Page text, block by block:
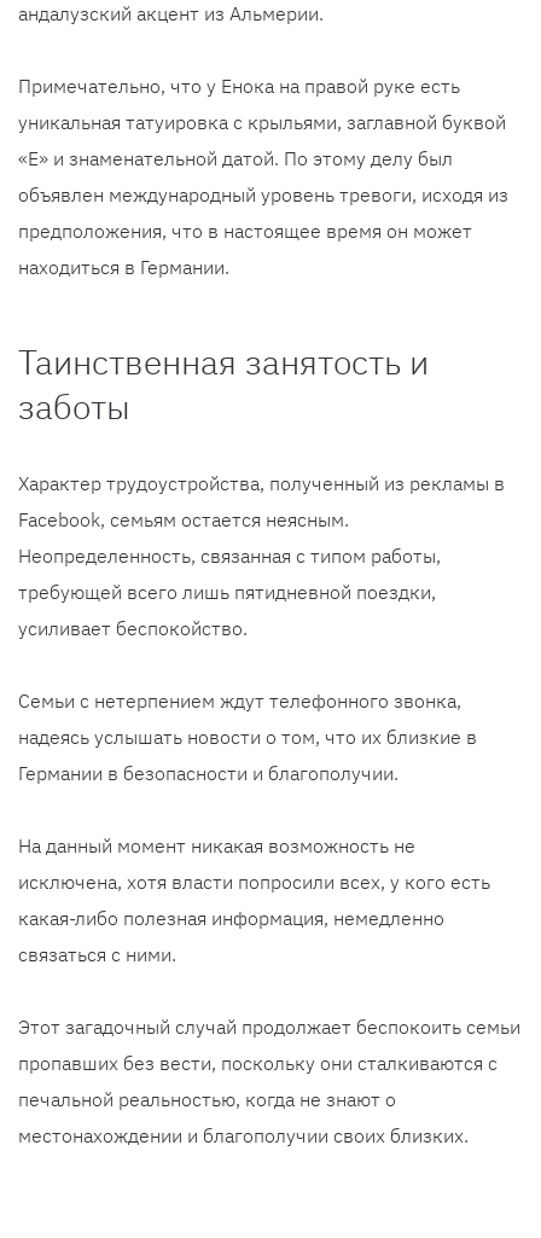
андалузский акцент из Альмерии.
Примечательно, что у Енока на правой руке есть
уникальная татуировка с крыльями, заглавной буквой
«Е» и знаменательной датой. По этому делу был
объявлен международный уровень тревоги, исходя из
предположения, что в настоящее время он может
находиться в Германии.
Таинственная занятость и
заботы
Характер трудоустройства, полученный из рекламы в
Facebook, семьям остается неясным.
Неопределенность, связанная с типом работы,
требующей всего лишь пятидневной поездки,
усиливает беспокойство.
Семьи с нетерпением ждут телефонного звонка,
надеясь услышать новости о том, что их близкие в
Германии в безопасности и благополучии.
На данный момент никакая возможность не
исключена, хотя власти попросили всех, у кого есть
какая-либо полезная информация, немедленно
связаться с ними.
Этот загадочный случай продолжает беспокоить семьи
пропавших без вести, поскольку они сталкиваются с
печальной реальностью, когда не знают о
местонахождении и благополучии своих близких.